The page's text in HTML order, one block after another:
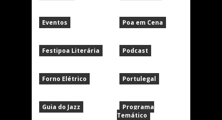
Eventos
Festipoa Literária
Forno Elétrico
Guia do Jazz
Poa em Cena
Podcast
Portulegal
Programa
Temático